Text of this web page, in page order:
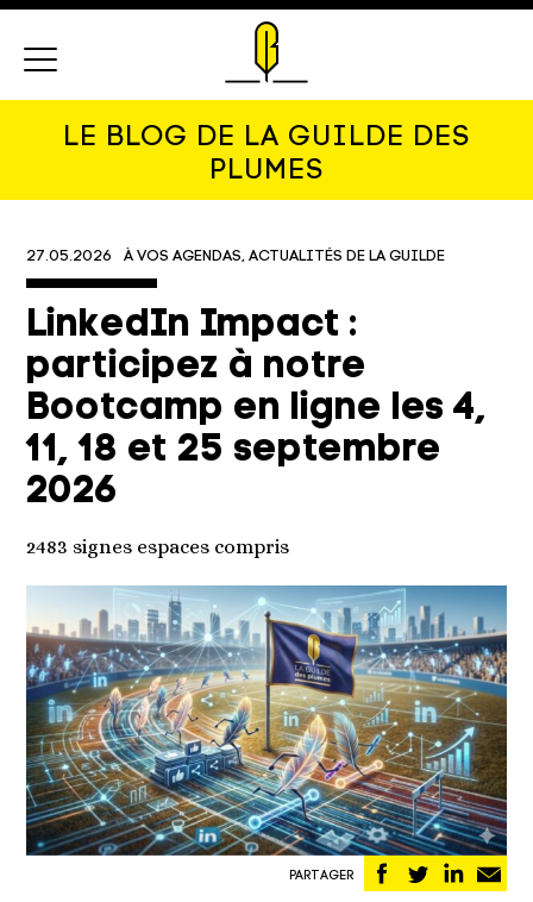
LE BLOG DE LA GUILDE DES
PLUMES
27.05.2026 À VOS AGENDAS ACTUALITÉS DE LA GUILDE
LinkedIn Impact :
participez à notre
Bootcamp en ligne les 4,
11, 18 et 25 septembre
2026
2483 signes espaces compris
PARTAGER
Partager
sur
Partager
sur sur